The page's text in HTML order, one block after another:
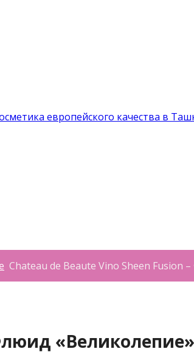
Chateau de Beaute Vino Sheen Fusion